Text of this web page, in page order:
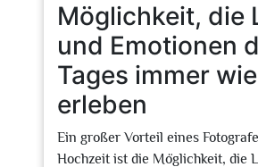
Möglichkeit, die
und Emotionen
Tages immer
erleben
Ein großer Vorteil eines
Hochzeit ist die Möglichkeit, die